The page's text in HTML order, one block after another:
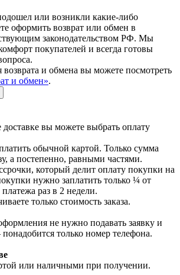
или возникли какие-либо
оформить возврат или обмен в
законодательством РФ. Мы
покупателей и всегда готовы
и обмена вы можете посмотреть
и обмен».
вы можете выбрать оплату
обычной картой. Только сумма
а постепенно, равными частями.
который делит оплату покупки на
нужно заплатить только ¼ от
раз в 2 недели.
только стоимость заказа.
не нужно подавать заявку и
только номер телефона.
или наличными при получении.